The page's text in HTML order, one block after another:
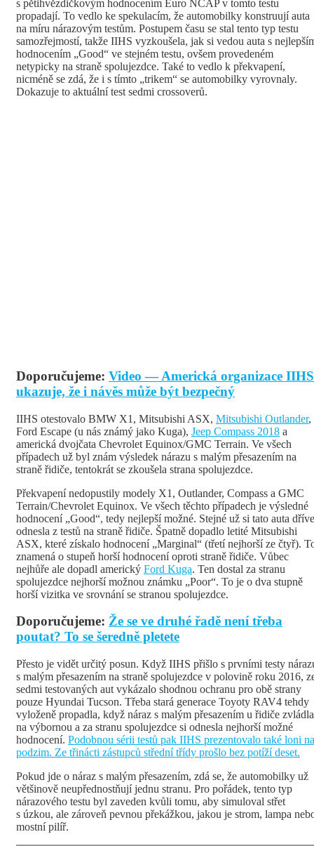
s pětihvězdičkovým hodnocením Euro NCAP v tomto testu
propadají. To vedlo ke spekulacím, že automobilky konstruují auta
na míru nárazovým testům. Postupem času se stal tento typ testu
samozřejmostí, takže IIHS vyzkoušela, jak si vedou auta s
hodnocením „Good“ ve stejném testu, ovšem provedeném
netypicky na straně spolujezdce. Také to vedlo k překvapení,
nicméně se zdá, že i s tímto „trikem“ se automobilky vyrovnaly.
Dokazuje to aktuální test sedmi crossoverů.
Doporučujeme: Video — Americká organizace IIHS
ukazuje, že i návěs může být bezpečný
IIHS otestovalo BMW X1, Mitsubishi ASX, Mitsubishi Outlander,
Ford Escape (u nás známý jako Kuga), Jeep Compass 2018 a
americká dvojčata Chevrolet Equinox/GMC Terrain. Ve všech
případech už byl znám výsledek nárazu s malým přesazením na
straně řidiče, tentokrát se zkoušela strana spolujezdce.
Překvapení nedopustily modely X1, Outlander, Compass a GMC
Terrain/Chevrolet Equinox. Ve všech těchto případech je výsledné
hodnocení „Good“, tedy nejlepší možné. Stejné už si tato auta dříve
odnesla z testů na straně řidiče. Špatně dopadlo letité Mitsubishi
ASX, které získalo hodnocení „Marginal“ (třetí nejhorší ze čtyř).
znamená o stupeň horší hodnocení oproti straně řidiče. Vůbec
nejhůře ale dopadl americký Ford Kuga. Ten dostal za stranu
spolujezdce nejhorší možnou známku „Poor“. To je o dva stupně
horší vizitka ve srovnání se stranou spolujezdce.
Doporučujeme: Že se ve druhé řadě není třeba
poutat? To se šeredně pletete
Přesto je vidět určitý posun. Když IIHS přišlo s prvními testy
s malým přesazením na straně spolujezdce v polovině roku 2016,
sedmi testovaných aut vykázalo shodnou ochranu pro obě strany
pouze Hyundai Tucson. Třeba stará generace Toyoty RAV4 tehdy
vyloženě propadla, když náraz s malým přesazením u řidiče zvládla
na výbornou a za stranu spolujezdce si odnesla nejhorší možné
hodnocení. Podobnou sérii testů pak IIHS prezentovalo také loni na
podzim. Ze třinácti zástupců střední třídy prošlo bez potíží deset.
Pokud jde o náraz s malým přesazením, zdá se, že automobilky už
většinově neupřednostňují jednu stranu. Pro pořádek, tento typ
nárazového testu byl zaveden kvůli tomu, aby simuloval střet
s úzkou, ale zároveň pevnou překážkou, jakou je strom, lampa
mostní pilíř.